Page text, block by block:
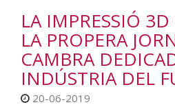
LA IMPRESSIÓ
LA PROPERA
CAMBRA
INDÚSTRIA DEL
20-06-2019